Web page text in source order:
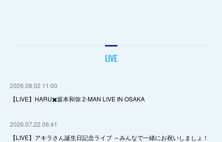
LIVE
2026.08.02 11:00
【LIVE】HARU✖️坂本和弥 2-MAN LIVE IN OSAKA
2026.07.22 06:41
【LIVE】アキラさん誕生日記念ライブ ～みんなで一緒にお祝いしましょ！